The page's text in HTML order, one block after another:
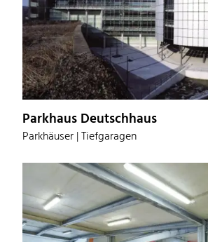
Parkhaus Deutschhaus
Parkhäuser | Tiefgaragen